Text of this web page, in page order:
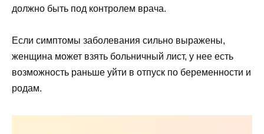
должно быть под контролем врача.
Если симптомы заболевания сильно выражены,
женщина может взять больничный лист, у нее есть
возможность раньше уйти в отпуск по беременности и
родам.